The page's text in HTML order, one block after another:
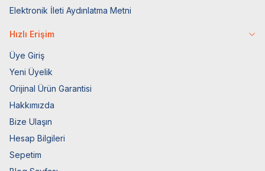
Elektronik İleti Aydınlatma Metni
Hızlı Erişim
Üye Giriş
Yeni Üyelik
Orijinal Ürün Garantisi
Hakkımızda
Bize Ulaşın
Hesap Bilgileri
Sepetim